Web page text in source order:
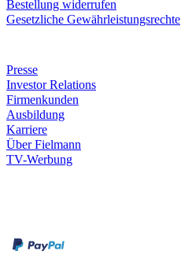
Bestellung widerrufen
Gesetzliche Gewährleistungsrechte
Presse
Investor Relations
Firmenkunden
Ausbildung
Karriere
Über Fielmann
TV-Werbung